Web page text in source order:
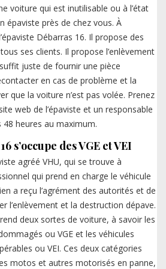
voiture qui est inutilisable ou à l’état
épaviste près de chez vous. À
Débarras 16. Il propose des
ses clients. Il propose l’enlèvement
juste de fournir une pièce
en cas de problème et la
que la voiture n’est pas volée. Prenez
web de l’épaviste et un responsable
heures au maximum.
s’occupe des VGE et VEI
agréé VHU, qui se trouve à
qui prend en charge le véhicule
a reçu l’agrément des autorités et de
l’enlèvement et la destruction dépave.
deux sortes de voiture, à savoir les
ou VGE et les véhicules
ou VEI. Ces deux catégories
motos et autres motorisés en panne,